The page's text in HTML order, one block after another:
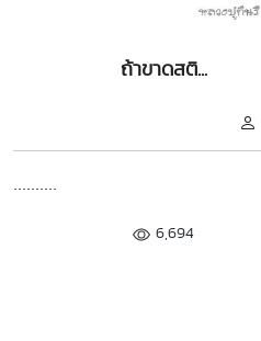
ถ้าขาดสติ...
..........
6,694